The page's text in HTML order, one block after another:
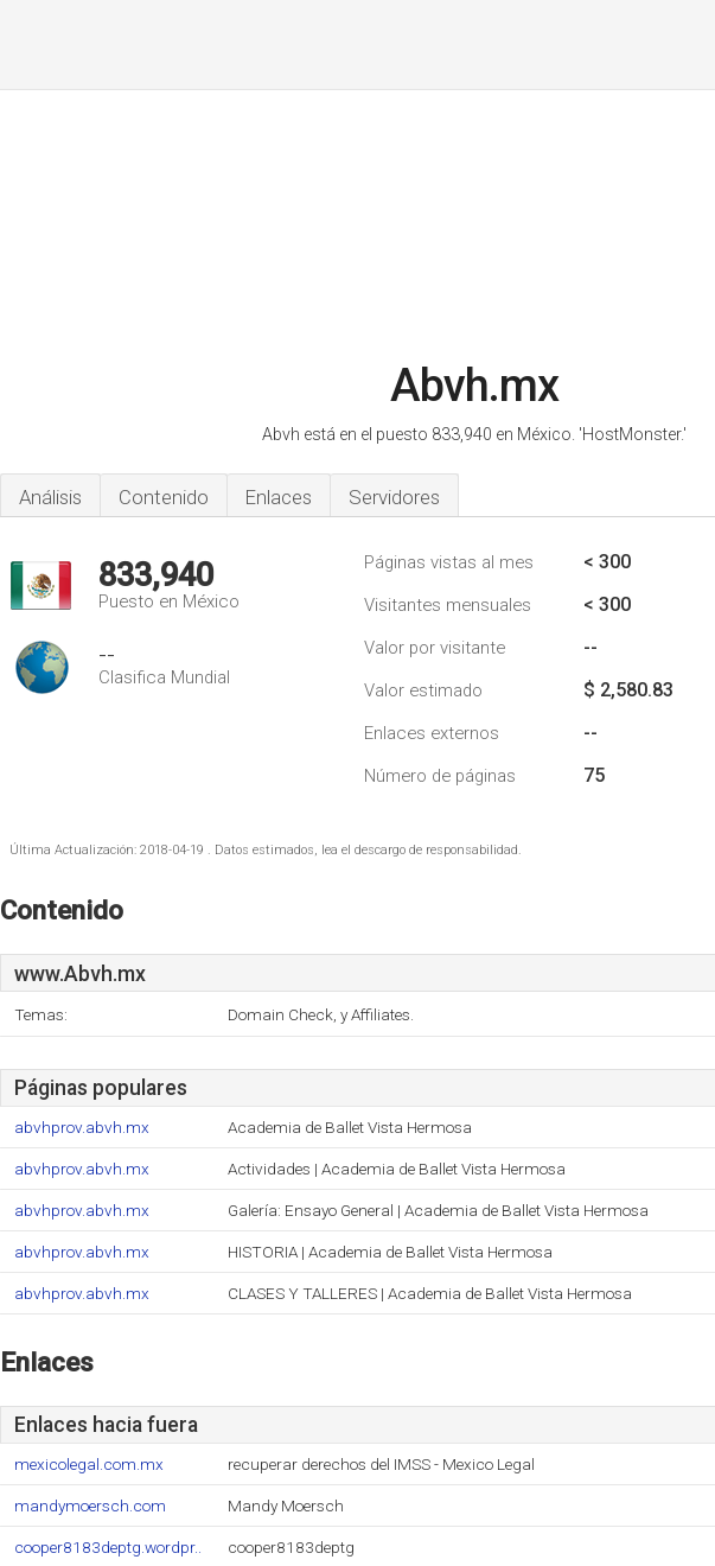
Abvh.mx
Abvh está en el puesto 833,940 en México. 'HostMonster.'
Análisis Contenido Enlaces Servidores
833,940
Puesto en México
--
Clasifica Mundial
Páginas vistas al mes < 300
Visitantes mensuales < 300
Valor por visitante --
Valor estimado $ 2,580.83
Enlaces externos --
Número de páginas 75
Última Actualización: 2018-04-19 . Datos estimados, lea el descargo de responsabilidad.
Contenido
www.Abvh.mx
Temas: Domain Check, y Affiliates.
Páginas populares
abvhprov.abvh.mx Academia de Ballet Vista Hermosa
abvhprov.abvh.mx Actividades | Academia de Ballet Vista Hermosa
abvhprov.abvh.mx Galería: Ensayo General | Academia de Ballet Vista Hermosa
abvhprov.abvh.mx HISTORIA | Academia de Ballet Vista Hermosa
abvhprov.abvh.mx CLASES Y TALLERES | Academia de Ballet Vista Hermosa
Enlaces
Enlaces hacia fuera
mexicolegal.com.mx recuperar derechos del IMSS - Mexico Legal
mandymoersch.com Mandy Moersch
cooper8183deptg.wordpr.. cooper8183deptg